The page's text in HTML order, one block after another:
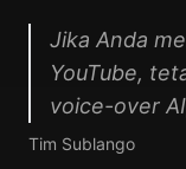
Jika Anda
YouTube,
voice-over
Tim Sublango